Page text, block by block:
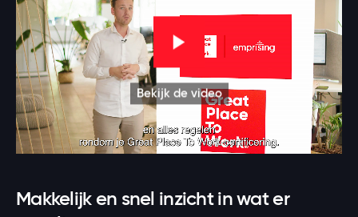
Makkelijk en snel inzicht in wat er
Bekijk de video